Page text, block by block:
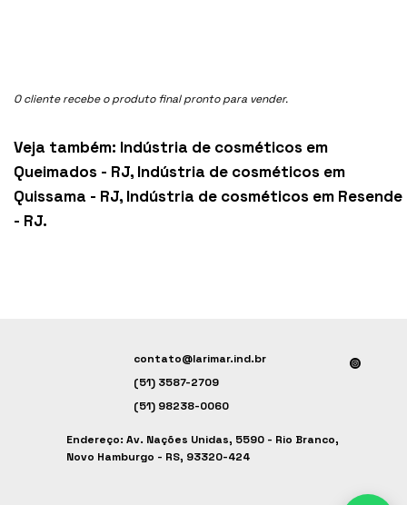
O cliente recebe o produto final pronto para vender.
Veja também: Indústria de cosméticos em
Queimados - RJ, Indústria de cosméticos em
Quissama - RJ, Indústria de cosméticos em Resende
- RJ.
contato@larimar.ind.br
(51) 3587-2709
(51) 98238-0060
Endereço: Av. Nações Unidas, 5590 - Rio Branco,
Novo Hamburgo - RS, 93320-424